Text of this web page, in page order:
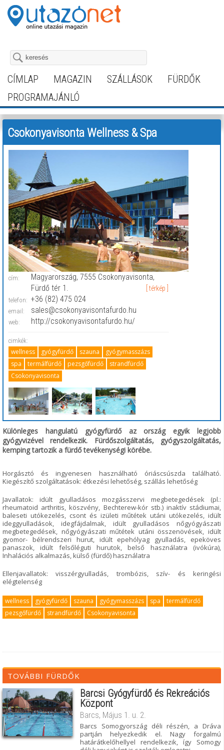
CÍMLAP MAGAZIN SZÁLLÁSOK
FÜRDŐK
PROGRAMAJÁNLÓ
Csokonyavisonta Wellness & Spa
cím:
Magyarország, 7555 Csokonyavisonta,
Fürdő tér 1.
[ térkép ]
telefon: +36 (82) 475 024
email: sales@csokonyavisontafurdo.hu
web: http://csokonyavisontafurdo.hu/
cimkék:
wellness gyógyfürdő szauna
gyógymasszázs
spa
termálfürdő pezsgőfürdő
strandfürdő
Csokonyavisonta
Különleges hangulatú gyógyfürdő az ország egyik legjobb
gyógyvizével rendelkezik. Fürdőszolgáltatás, gyógyszolgáltatás,
kemping tartozik a fürdő tevékenységi körébe.
Horgásztó és ingyenesen használható óriáscsúszda található.
Kiegészítő szolgáltatások: étkezési lehetőség, szállás lehetőség
Javallatok: idült gyulladásos mozgásszervi megbetegedések (pl.:
rheumatoid arthritis, köszvény, Bechterew-kór stb.) inaktív stádiumai,
baleseti utókezelés, csont és izületi műtétek utáni utókezelés, idült
ideggyulladások, idegfájdalmak, idült gyulladásos nőgyógyászati
megbetegedések, nőgyógyászati műtétek utáni összenövések, idült
gyomor- bélrendszeri hurut, idült epehólyag gyulladás, epeköves
panaszok, idült felsőléguti hurutok, belső használatra (ivókúra),
Inhalációs alkalmazás, külső (fürdő) használatra
Ellenjavallatok: visszérgyulladás, trombózis, szív- és keringési
elégtelenség
wellness gyógyfürdő szauna gyógymasszázs spa
termálfürdő
pezsgőfürdő
strandfürdő Csokonyavisonta
TOVÁBBI FÜRDŐK
Barcsi Gyógyfürdő és Rekreációs
Központ
Barcs, Május 1. u. 2.
Barcs Somogyország déli részén, a Dráva
partján helyezkedik el. Nagy forgalmú
határátkelőhellyel rendelkezik, így Somogy